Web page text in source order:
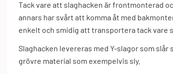
Tack vare att slaghacken är frontmonterad
annars har svårt att komma åt med
enkelt och smidig att transportera tack vare
Slaghacken levereras med Y-slagor som
grövre material som exempelvis sly.